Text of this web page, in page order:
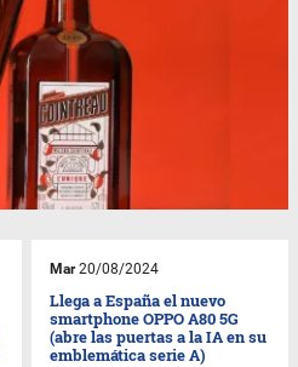
Mar20/08/2024
Llega a España el nuevo
smartphone OPPO A80 5G
(abre las puertas a la IA en su
emblemática serie A)